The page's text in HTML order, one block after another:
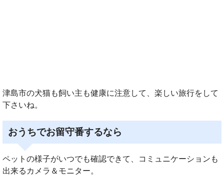
津島市の犬猫も飼い主も健康に注意して、楽しい旅行をして
下さいね。
おうちでお留守番するなら
ペットの様子がいつでも確認できて、コミュニケーションも
出来るカメラ＆モニター。